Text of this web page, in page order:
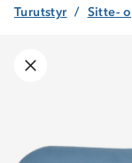
Turutstyr Sitte-